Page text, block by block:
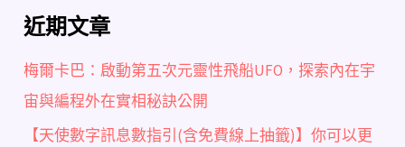
近期文章
梅爾卡巴：啟動第五次元靈性飛船UFO，探索內在宇
宙與編程外在實相秘訣公開
【天使數字訊息數指引(含免費線上抽籤)】你可以更